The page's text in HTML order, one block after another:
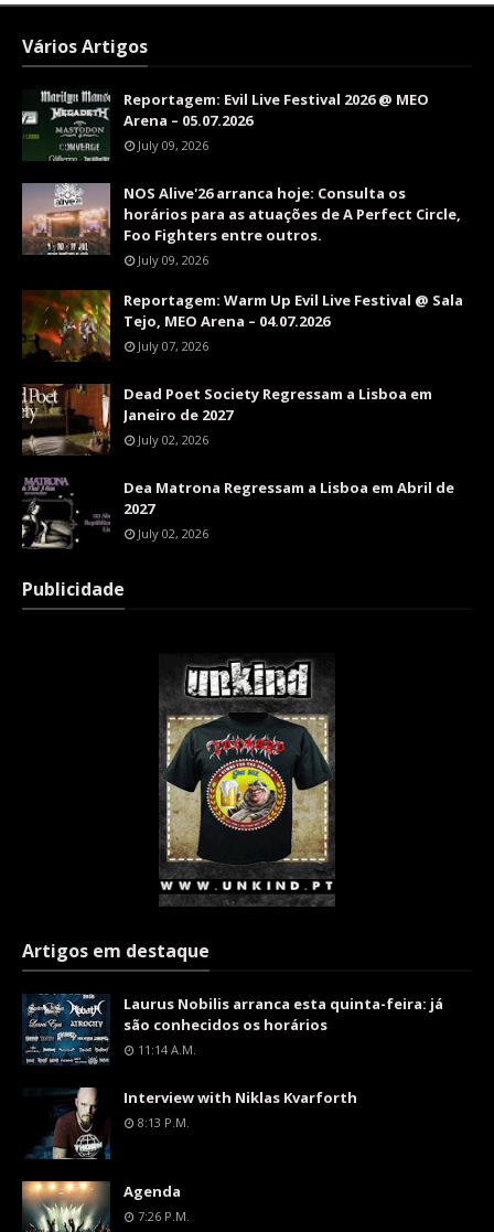
Vários Artigos
Reportagem: Evil Live Festival 2026 @ MEO
Arena – 05.07.2026
July 09, 2026
NOS Alive'26 arranca hoje: Consulta os
horários para as atuações de A Perfect Circle,
Foo Fighters entre outros.
July 09, 2026
Reportagem: Warm Up Evil Live Festival @ Sala
Tejo, MEO Arena – 04.07.2026
July 07, 2026
Dead Poet Society Regressam a Lisboa em
Janeiro de 2027
July 02, 2026
Dea Matrona Regressam a Lisboa em Abril de
2027
July 02, 2026
Publicidade
Artigos em destaque
Laurus Nobilis arranca esta quinta-feira: já
são conhecidos os horários
11:14 A.m.
Interview with Niklas Kvarforth
8:13 P.m.
Agenda
7:26 P.m.